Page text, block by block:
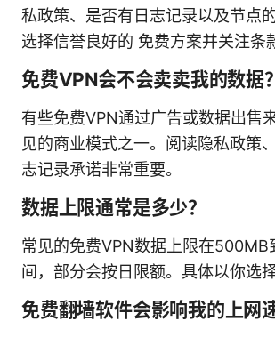
私政策、是否有日志记录以及节点
选择信誉良好的 免费方案并关注条
免费VPN会不会卖卖我的数据？
有些免费VPN通过广告或数据出售
见的商业模式之一。阅读隐私政策
志记录承诺非常重要。
数据上限通常是多少？
常见的免费VPN数据上限在500MB
间，部分会按日限额。具体以你选
免费翻墙软件会影响我的上网